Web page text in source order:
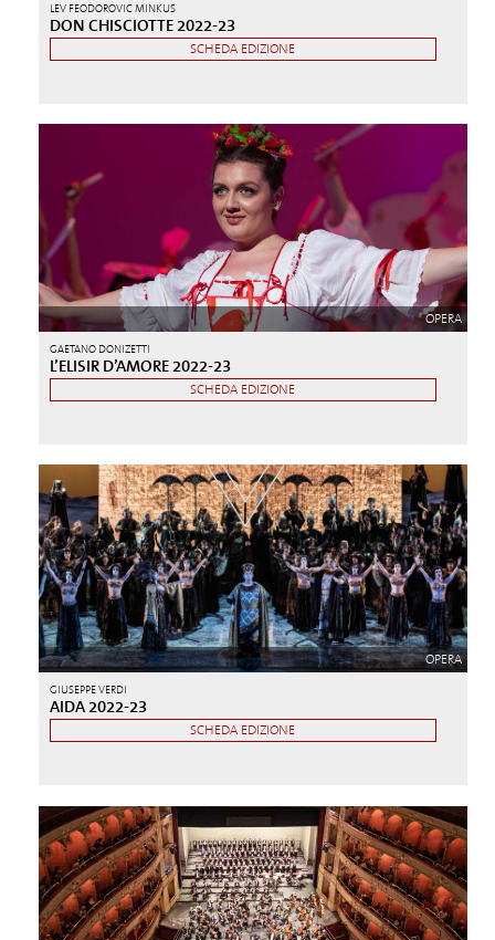
LEV FEODOROVIC MINKUS
DON CHISCIOTTE 2022-23
SCHEDA EDIZIONE
OPERA
GAETANO DONIZETTI
L’ELISIR D’AMORE 2022-23
SCHEDA EDIZIONE
OPERA
GIUSEPPE VERDI
AIDA 2022-23
SCHEDA EDIZIONE